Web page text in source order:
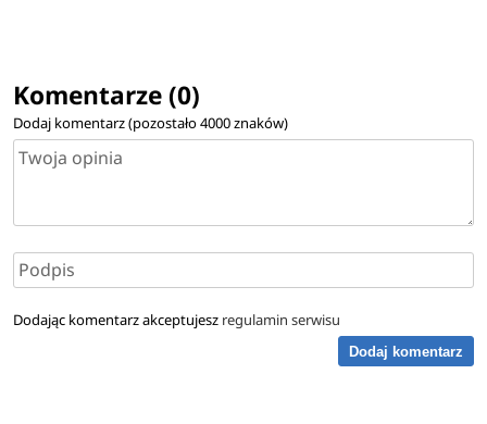
Komentarze (0)
Dodaj komentarz (pozostało4000znaków)
Dodając komentarz akceptujesz regulamin serwisu
Dodaj komentarz